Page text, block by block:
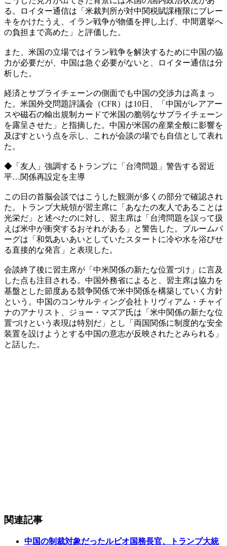
る。ロイター通信は「米裁判所が対中関税賦課権限にブレー
キをかけたうえ、イラン戦争が物価を押し上げ、中間選挙へ
の負担まで高めた」と評価した。
また、米国の立場ではイラン戦争を解決するために中国の協
力が必要だが、中国は急ぐ必要がないと、ロイター通信は分
析した。
経済とサプライチェーンの側面でも中国の交渉力は高まっ
た。米国外交問題評議会（CFR）は10日、「中国がレアアー
スや磁石の輸出規制カードで米国の脆弱なサプライチェーン
を露呈させた」と指摘した。中国が米国の産業全般に影響を
及ぼすという点を示し、これが会談の場でも自信として表れ
た。
◆「友人」強調するトランプに「台湾問題」警告する習近
平…関係再設定を主導
この日の首脳会談ではこうした観測が多くの部分で確認され
た。トランプ大統領が習主席に「あなたの友人であることは
光栄だ」と述べたのに対し、習主席は「台湾問題を誤って扱
えば米中が衝突するおそれがある」と警告した。ブルームバ
ーグは「和気あいあいとしていたスタートに冷や水を浴びせ
る直接的な発言」と表現した。
会談終了後に習主席が「中米関係の新たな位置づけ」に言及
した点も注目される。中国外務省によると、習主席は協力を
基盤とした節度ある競争関係で米中関係を構築していく方針
という。中国のコンサルティング会社トリヴィアム・チャイ
ナのアナリスト、ジョー・マズア氏は「米中関係の新たな位
置づけという表現は特別だ」とし「両国関係に制度的な安全
装置を設けようとする中国の意志が反映されたとみられる」
と話した。
関連記事
中国の制裁対象だったルビオ国務長官、トランプ大統